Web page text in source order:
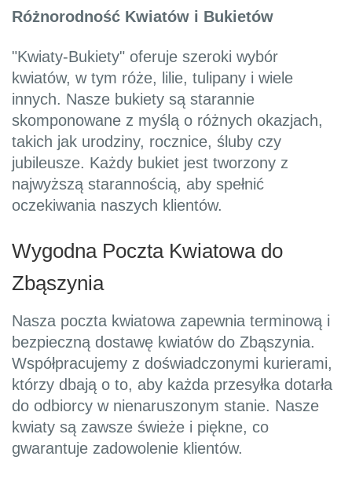
Różnorodność Kwiatów i Bukietów
"Kwiaty-Bukiety" oferuje szeroki wybór
kwiatów, w tym róże, lilie, tulipany i wiele
innych. Nasze bukiety są starannie
skomponowane z myślą o różnych okazjach,
takich jak urodziny, rocznice, śluby czy
jubileusze. Każdy bukiet jest tworzony z
najwyższą starannością, aby spełnić
oczekiwania naszych klientów.
Wygodna Poczta Kwiatowa do
Zbąszynia
Nasza poczta kwiatowa zapewnia terminową i
bezpieczną dostawę kwiatów do Zbąszynia.
Współpracujemy z doświadczonymi kurierami,
którzy dbają o to, aby każda przesyłka dotarła
do odbiorcy w nienaruszonym stanie. Nasze
kwiaty są zawsze świeże i piękne, co
gwarantuje zadowolenie klientów.